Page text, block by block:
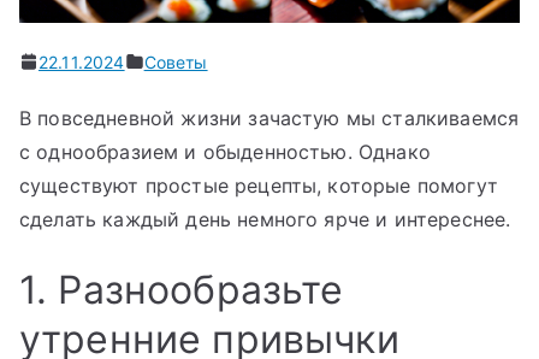
22.11.2024 Советы
В повседневной жизни зачастую мы сталкиваемся
с однообразием и обыденностью. Однако
существуют простые рецепты, которые помогут
сделать каждый день немного ярче и интереснее.
1. Разнообразьте
утренние привычки